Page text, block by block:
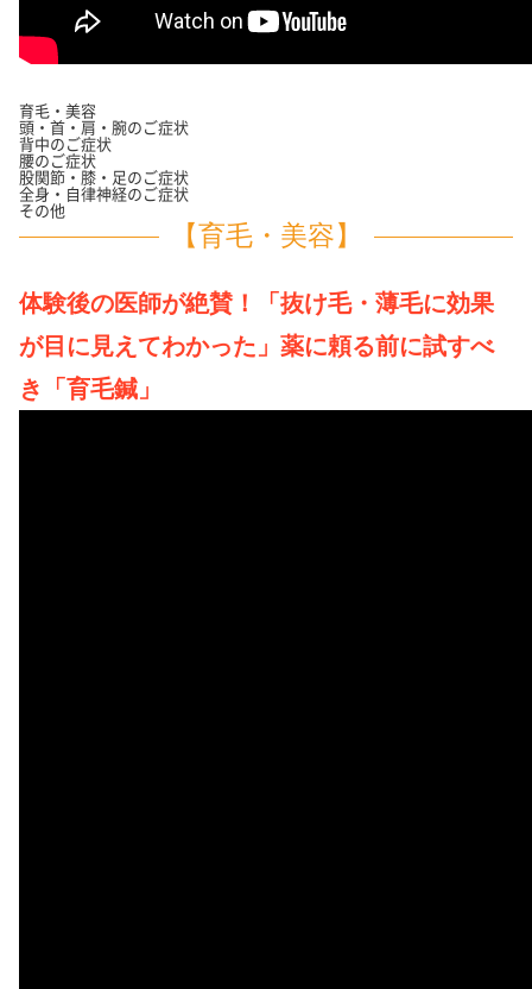
育毛・美容
頭・首・肩・腕のご症状
背中のご症状
腰のご症状
股関節・膝・足のご症状
全身・自律神経のご症状
その他
【育毛・美容】
体験後の医師が絶賛！「抜け毛・薄毛に効果
が目に見えてわかった」薬に頼る前に試すべ
き「育毛鍼」